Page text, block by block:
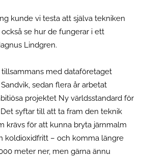
kunde vi testa att själva tekniken
se hur de fungerar i ett
Lindgren.
tillsammans med dataföretaget
sedan flera år arbetat
projektet Ny världsstandard för
syftar till att ta fram den teknik
krävs för att kunna bryta järnmalm
koldioxidfritt – och komma längre
meter ner, men gärna ännu